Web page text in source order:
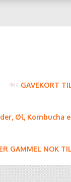
GAVEKORT
Øl, Kombucha
GAMMEL NOK